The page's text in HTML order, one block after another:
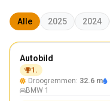
Alle 2025 2024
225/40 R18
Winnaar
Autobild
1.
Droogremmen: 32.6 m
BMW 1